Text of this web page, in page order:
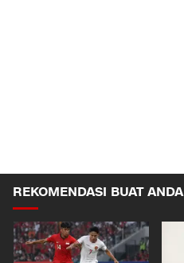
REKOMENDASI BUAT ANDA